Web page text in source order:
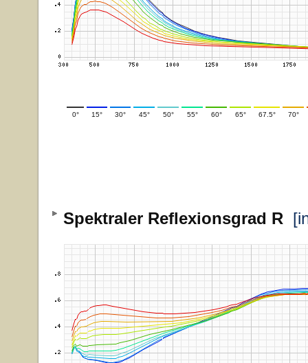
0° 15° 30° 45° 50° 55° 60° 65° 67.5° 70°
Spektraler Reflexionsgrad R